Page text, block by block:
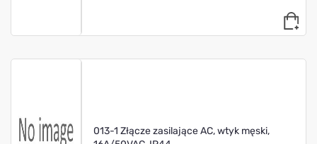
013-1 Złącze zasilające AC, wtyk męski,